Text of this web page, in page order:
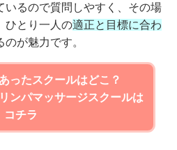
いるので質問しやすく、その場
ひとり一人の適正と目標に合わ
が魅力です。
ったスクールはどこ？
ンパマッサージスクールは
コチラ